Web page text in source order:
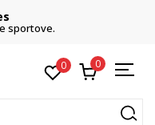
sportove.
0 0